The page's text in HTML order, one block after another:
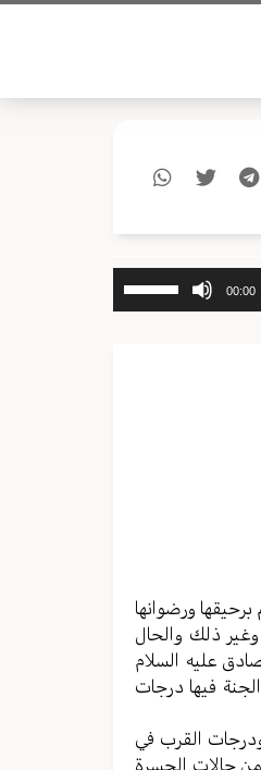
00:00
برحیقها ورضوانها
ذلك والحال
علیه السلام
فيها درجات
القرب في
حالات الحسرة